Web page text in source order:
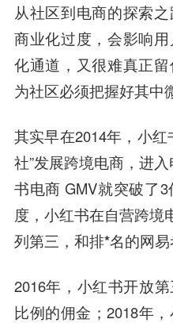
从社区到电商的探索
商业化过度，会影响
化通道，又很难真正
为社区必须把握好其中
其实早在2014年，小
社”发展跨境电商，进
书电商 GMV就突破了
度， 小红书在自营跨境
列第三，和排*名的网易
2016年，小红书开放
比例的佣金；2018年